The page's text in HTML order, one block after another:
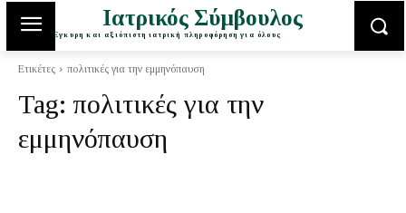
Ιατρικός Σύμβουλος
Έγκυρη και αξιόπιστη ιατρική πληροφόρηση για όλους
Ετικέτες πολιτικές για την εμμηνόπαυση
Tag: πολιτικές για την
εμμηνόπαυση